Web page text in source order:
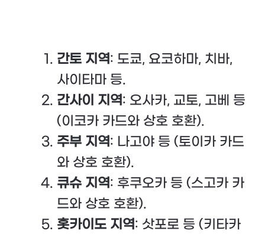
간토 지역: 도쿄, 요코하마, 치바,
사이타마 등.
간사이 지역: 오사카, 교토, 고베 등
(이코카 카드와 상호 호환).
주부 지역: 나고야 등 (토이카 카드
와 상호 호환).
큐슈 지역: 후쿠오카 등 (스고카 카
드와 상호 호환).
홋카이도 지역: 삿포로 등 (키타카